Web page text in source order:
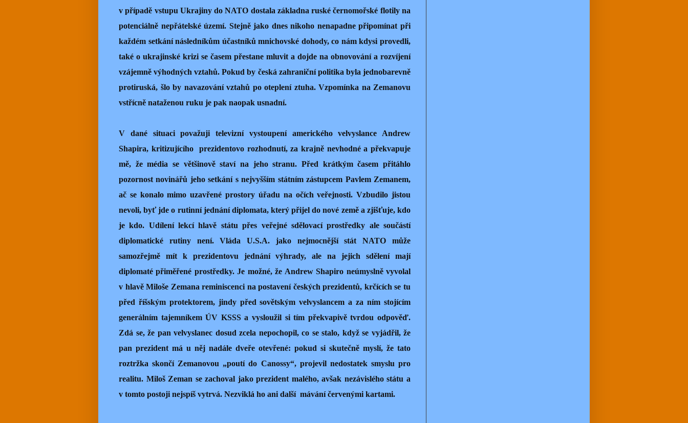
v případě vstupu Ukrajiny do NATO dostala základna ruské černomořské flotily na
potenciálně nepřátelské území. Stejně jako dnes nikoho nenapadne připomínat při
každém setkání následníkům účastníků mnichovské dohody, co nám kdysi provedli,
také o ukrajinské krizi se časem přestane mluvit a dojde na obnovování a rozvíjení
vzájemně výhodných vztahů. Pokud by česká zahraniční politika byla jednobarevně
protiruská, šlo by navazování vztahů po oteplení ztuha. Vzpomínka na Zemanovu
vstřícně nataženou ruku je pak naopak usnadní.
V dané situaci považuji televizní vystoupení amerického velvyslance Andrew
Shapira, kritizujícího prezidentovo rozhodnutí, za krajně nevhodné a překvapuje
mě, že média se většinově staví na jeho stranu. Před krátkým časem přitáhlo
pozornost novinářů jeho setkání s nejvyšším státním zástupcem Pavlem Zemanem,
ač se konalo mimo uzavřené prostory úřadu na očích veřejnosti. Vzbudilo jistou
nevoli, byť jde o rutinní jednání diplomata, který přijel do nové země a zjišťuje, kdo
je kdo. Udílení lekcí hlavě státu přes veřejné sdělovací prostředky ale součástí
diplomatické rutiny není. Vláda U.S.A. jako nejmocnější stát NATO může
samozřejmě mít k prezidentovu jednání výhrady, ale na jejich sdělení mají
diplomaté přiměřené prostředky. Je možné, že Andrew Shapiro neúmyslně vyvolal
v hlavě Miloše Zemana reminiscenci na postavení českých prezidentů, krčících se tu
před říšským protektorem, jindy před sovětským velvyslancem a za ním stojícím
generálním tajemníkem ÚV KSSS a vysloužil si tím překvapivě tvrdou odpověď.
Zdá se, že pan velvyslanec dosud zcela nepochopil, co se stalo, když se vyjádřil, že
pan prezident má u něj nadále dveře otevřené: pokud si skutečně myslí, že tato
roztržka skončí Zemanovou „poutí do Canossy“, projevil nedostatek smyslu pro
realitu. Miloš Zeman se zachoval jako prezident malého, avšak nezávislého státu a
v tomto postoji nejspíš vytrvá. Nezviklá ho ani další mávání červenými kartami.